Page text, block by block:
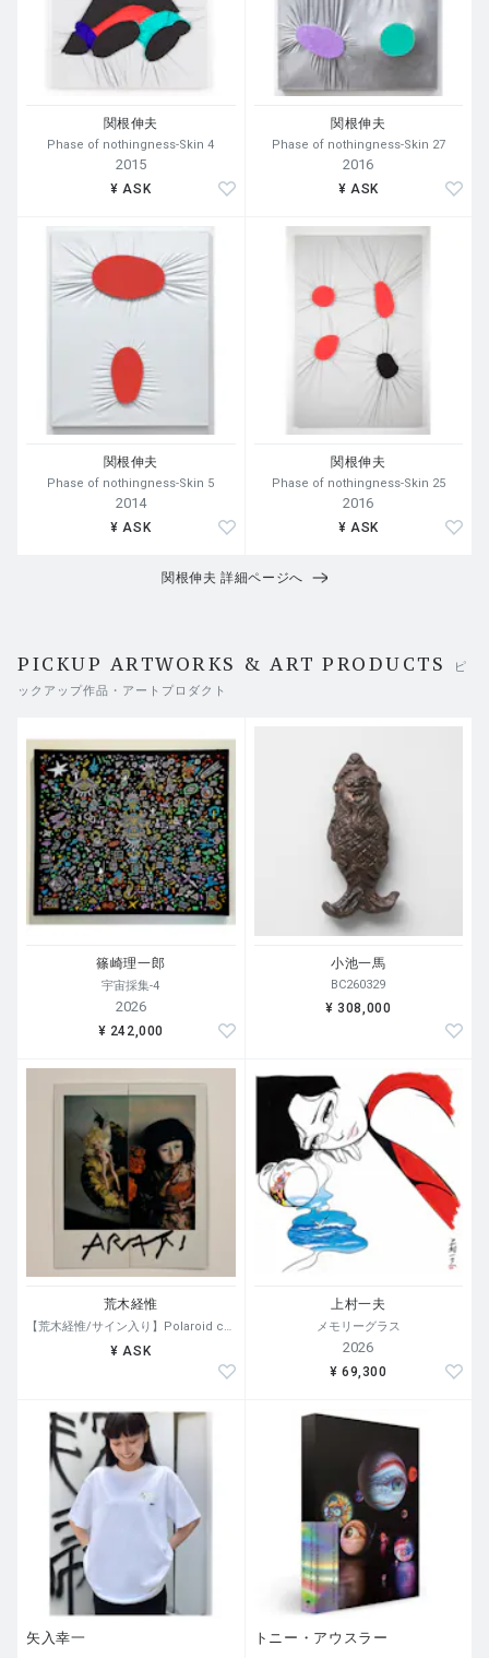
関根伸夫
Phase of nothingness-Skin 4
2015
¥ ASK
関根伸夫
Phase of nothingness-Skin 27
2016
¥ ASK
関根伸夫
Phase of nothingness-Skin 5
2014
¥ ASK
関根伸夫
Phase of nothingness-Skin 25
2016
¥ ASK
関根伸夫 詳細ページへ
PICKUP ARTWORKS & ART PRODUCTS
ピ
ックアップ作品・アートプロダクト
篠崎理一郎
宇宙採集-4
2026
¥ 242,000
小池一馬
BC260329
¥ 308,000
荒木経惟
【荒木経惟/サイン入り】Polaroid collage
¥ ASK
上村一夫
メモリーグラス
2026
¥ 69,300
矢入幸一
トニー・アウスラー